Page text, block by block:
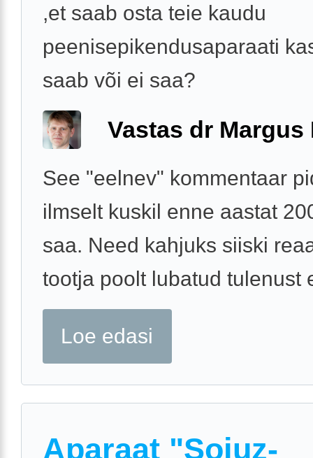
,et saab osta teie kaudu
peenisepikendusaparaati
saab või ei saa?
Vastas dr Margus
See "eelnev" kommentaar
ilmselt kuskil enne aastat
saa. Need kahjuks siiski
tootja poolt lubatud tulenust
Loe edasi
Aparaat "Sojuz-